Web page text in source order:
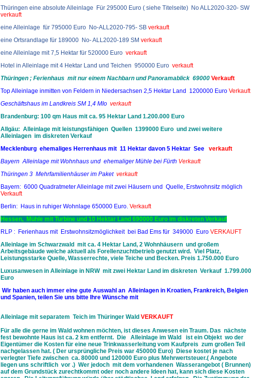
Thüringen eine absolute Alleinlage Für 295000 Euro ( siehe Titelseite) No ALL2020-320- SW
verkauft
eine Alleinlage für 795000 Euro No-ALL2020-795- SB verkauft
eine Ortsrandlage für 189000 No- ALL2020-189 SM verkauft
eine Alleinlage mit 7,5 Hektar für 520000 Euro verkauft
Hotel in Alleinlage mit 4 Hektar Land und Teichen 950000 Euro verkauft
Thüringen ; Ferienhaus mit nur einem Nachbarn und Panoramablick 69000 Verkauft
Top Alleinlage inmitten von Feldern in Niedersachsen 2,5 Hektar Land 1200000 Euro Verkauft
Geschäftshaus im Landkreis SM 1,4 MIo verkauft
Brandenburg: 100 qm Haus mit ca. 95 Hektar Land 1.200.000 Euro
Allgäu: Alleinlage mit leistungsfähigen Quellen 1399000 Euro und zwei weitere
Alleinlagen im diskreten Verkauf
Mecklenburg ehemaliges Herrenhaus mit 11 Hektar davon 5 Hektar See verkauft
Bayern Alleinlage mit Wohnhaus und ehemaliger Mühle bei Fürth Verkauft
Thüringen 3 Mehrfamilienhäuser im Paket verkauft
Bayern: 6000 Quadratmeter Alleinlage mit zwei Häusern und Quelle, Erstwohnsitz möglich
Verkauft
Berlin: Haus in ruhiger Wohnlage 650000 Euro. Verkauft
Hessen, Mühle mit Turbine und 10 Hektar Land 690000 Euro im diskreten Verkauf
RLP : Ferienhaus mit Erstwohnsitzmöglichkeit bei Bad Ems für 349000 Euro VERKAUFT
Alleinlage im Schwarzwald mit ca. 4 Hektar Land, 2 Wohnhäusern und großem
Arbeitsgebäude welche aktuell als Forellenzuchtbetrieb genutzt wird. Viel Platz,
Leistungsstarke Quelle, Wasserrechte, viele Teiche und Becken. Preis 1.750.000 Euro
Luxusanwesen in Alleinlage in NRW mit zwei Hektar Land im diskreten Verkauf 1.799.000
Euro
Wir haben auch immer eine gute Auswahl an Alleinlagen in Kroatien, Frankreich, Belgien
und Spanien, teilen Sie uns bitte Ihre Wünsche mit
Alleinlage mit separatem Teich im Thüringer Wald VERKAUFT
Für alle die gerne im Wald wohnen möchten, ist dieses Anwesen ein Traum. Das nächste
fest bewohnte Haus ist ca. 2 km entfernt. Die Alleinlage im Wald ist ein Objekt wo der
Eigentümer die Kosten für eine neue Trinkwasserleitung vom Kaufpreis zum großen Teil
nachgelassen hat. ( Der ursprüngliche Preis war 450000 Euro) Diese kostet je nach
verlegter Tiefe zwischen ca. 80000 und 120000 Euro plus Mehrwertsteuer.( Angebote
liegen uns schriftlich vor .) Wer jedoch mit dem vorhandenen Wasserangebot ( Brunnen)
auf dem Grundstück zurechtkommt oder noch andere Ideen hat, kann sich diese Kosten